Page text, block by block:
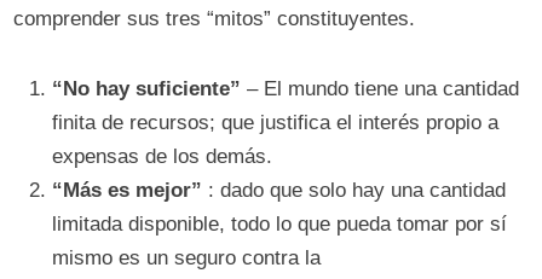
comprender sus tres “mitos” constituyentes.
“No hay suficiente” – El mundo tiene una cantidad
finita de recursos; que justifica el interés propio a
expensas de los demás.
“Más es mejor” : dado que solo hay una cantidad
limitada disponible, todo lo que pueda tomar por sí
mismo es un seguro contra la